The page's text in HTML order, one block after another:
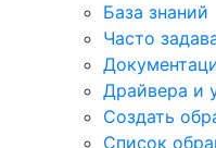
База знаний
Часто
Драйвера и
Создать
Список